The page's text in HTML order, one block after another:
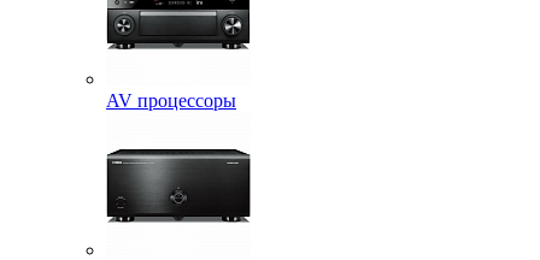
AV процессоры